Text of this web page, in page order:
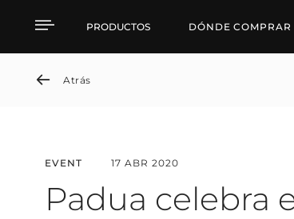
Padua Celebrates
PRODUCTOS DÓNDE COMPRAR
Atrás
EVENT 17 ABR 2020
Padua celebra